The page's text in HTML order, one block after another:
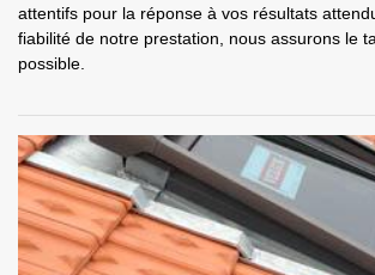
attentifs pour la réponse à vos résultats
fiabilité de notre prestation, nous assurons le
possible.